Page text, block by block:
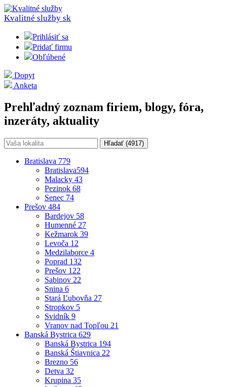
Kvalitné služby sk
Prihlásiť sa
Pridať firmu
Obľúbené
Dopyt
Anketa
Prehľadný zoznam firiem, blogy, fóra,
inzeráty, aktuality
Hľadať (4917)
Bratislava 779
Bratislava594
Malacky 43
Pezinok 68
Senec 74
Prešov 484
Bardejov 58
Humenné 27
Kežmarok 39
Levoča 12
Medzilaborce 4
Poprad 132
Prešov 122
Sabinov 22
Snina 6
Stará Ľubovňa 27
Stropkov 5
Svidník 9
Vranov nad Topľou 21
Banská Bystrica 629
Banská Bystrica 194
Banská Štiavnica 22
Brezno 56
Detva 32
Krupina 35